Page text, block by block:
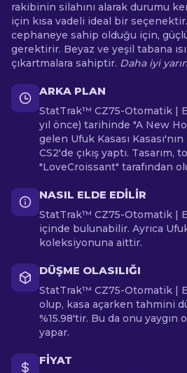
rakibinin silahını alarak durumu
için kısa vadeli ideal bir
cephaneye sahip olduğu için,
gerektirir. Beyaz ve yeşil tabana
çıkartmalara sahiptir. Daha iyi
ARKA PLAN
StatTrak™ CZ75-Otomatik |
yıl önce) tarihinde "A New
gelen Ufuk Kasası
CS2'de çıkış yaptı. Tasarım,
"LoveCroissant" tarafından
NASIL ELDE EDILIR
StatTrak™ CZ75-Otomatik |
içinde bulunabilir. Ayrıca
koleksiyonuna aittir.
DÜŞME OLASILIĞI
StatTrak™ CZ75-Otomatik |
olup, kasa açarken tahmini
%15.98'tir. Bu da onu yaygın
yapar.
FIYAT